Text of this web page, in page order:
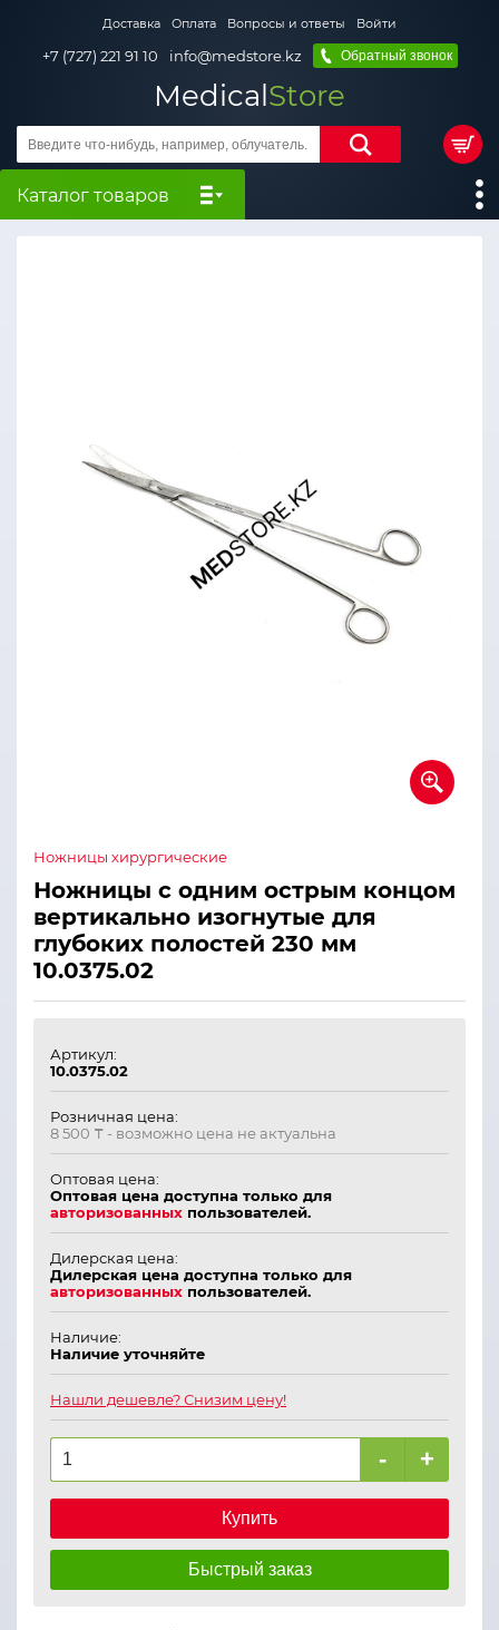
Доставка Оплата Вопросы и ответы Войти
+7 (727) 221 91 10 info@medstore.kz Обратный звонок
MedicalStore
Каталог товаров
Ножницы хирургические
Ножницы с одним острым концом
вертикально изогнутые для
глубоких полостей 230 мм
10.0375.02
Артикул:
10.0375.02
Розничная цена:
8 500 ₸ - возможно цена не актуальна
Оптовая цена:
Оптовая цена доступна только для
авторизованных пользователей.
Дилерская цена:
Дилерская цена доступна только для
авторизованных пользователей.
Наличие:
Наличие уточняйте
Нашли дешевле? Снизим цену!
- +
Купить
Быстрый заказ